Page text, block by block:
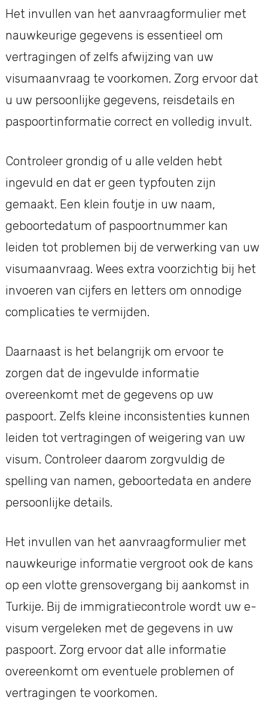
Het invullen van het aanvraagformulier met
nauwkeurige gegevens is essentieel om
vertragingen of zelfs afwijzing van uw
visumaanvraag te voorkomen. Zorg ervoor dat
u uw persoonlijke gegevens, reisdetails en
paspoortinformatie correct en volledig invult.
Controleer grondig of u alle velden hebt
ingevuld en dat er geen typfouten zijn
gemaakt. Een klein foutje in uw naam,
geboortedatum of paspoortnummer kan
leiden tot problemen bij de verwerking van uw
visumaanvraag. Wees extra voorzichtig bij het
invoeren van cijfers en letters om onnodige
complicaties te vermijden.
Daarnaast is het belangrijk om ervoor te
zorgen dat de ingevulde informatie
overeenkomt met de gegevens op uw
paspoort. Zelfs kleine inconsistenties kunnen
leiden tot vertragingen of weigering van uw
visum. Controleer daarom zorgvuldig de
spelling van namen, geboortedata en andere
persoonlijke details.
Het invullen van het aanvraagformulier met
nauwkeurige informatie vergroot ook de kans
op een vlotte grensovergang bij aankomst in
Turkije. Bij de immigratiecontrole wordt uw e-
visum vergeleken met de gegevens in uw
paspoort. Zorg ervoor dat alle informatie
overeenkomt om eventuele problemen of
vertragingen te voorkomen.